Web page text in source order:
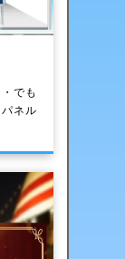
でも
ネル